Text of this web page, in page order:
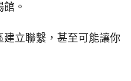
。
立聯繫，甚至可能讓你